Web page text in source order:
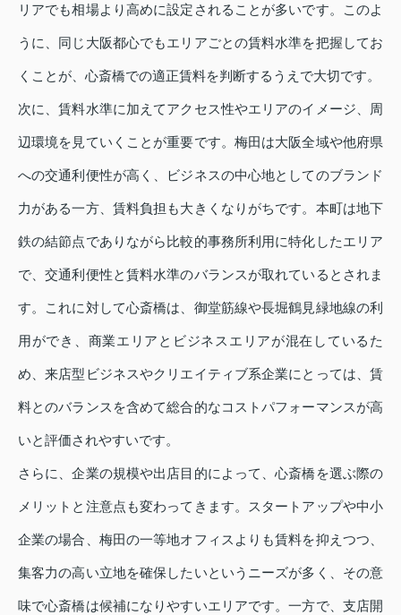
リアでも相場より高めに設定されることが多いです。このよ
うに、同じ大阪都心でもエリアごとの賃料水準を把握してお
くことが、心斎橋での適正賃料を判断するうえで大切です。
次に、賃料水準に加えてアクセス性やエリアのイメージ、周
辺環境を見ていくことが重要です。梅田は大阪全域や他府県
への交通利便性が高く、ビジネスの中心地としてのブランド
力がある一方、賃料負担も大きくなりがちです。本町は地下
鉄の結節点でありながら比較的事務所利用に特化したエリア
で、交通利便性と賃料水準のバランスが取れているとされま
す。これに対して心斎橋は、御堂筋線や長堀鶴見緑地線の利
用ができ、商業エリアとビジネスエリアが混在しているた
め、来店型ビジネスやクリエイティブ系企業にとっては、賃
料とのバランスを含めて総合的なコストパフォーマンスが高
いと評価されやすいです。
さらに、企業の規模や出店目的によって、心斎橋を選ぶ際の
メリットと注意点も変わってきます。スタートアップや中小
企業の場合、梅田の一等地オフィスよりも賃料を抑えつつ、
集客力の高い立地を確保したいというニーズが多く、その意
味で心斎橋は候補になりやすいエリアです。一方で、支店開